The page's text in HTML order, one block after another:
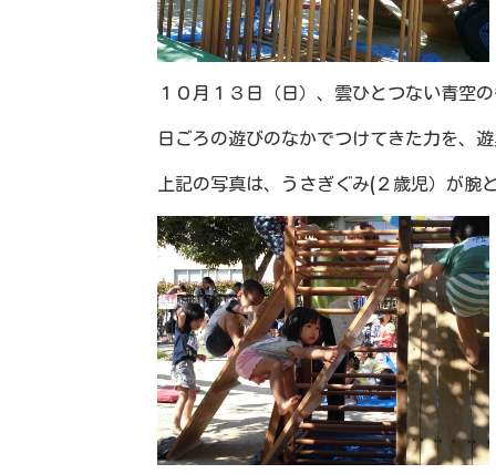
１０月１３日（日）、雲ひとつない青空
日ごろの遊びのなかでつけてきた力を、
上記の写真は、うさぎぐみ(２歳児）が腕